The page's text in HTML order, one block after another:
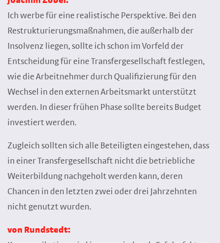
Ich werbe für eine realistische Perspektive. Bei den
Restrukturierungsmaßnahmen, die außerhalb der
Insolvenz liegen, sollte ich schon im Vorfeld der
Entscheidung für eine Transfergesellschaft festlegen,
wie die Arbeitnehmer durch Qualifizierung für den
Wechsel in den externen Arbeitsmarkt unterstützt
werden. In dieser frühen Phase sollte bereits Budget
investiert werden.
Zugleich sollten sich alle Beteiligten eingestehen, dass
in einer Transfergesellschaft nicht die betriebliche
Weiterbildung nachgeholt werden kann, deren
Chancen in den letzten zwei oder drei Jahrzehnten
nicht genutzt wurden.
von Rundstedt: